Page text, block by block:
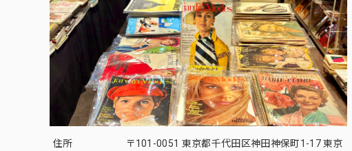
住所
〒101-0051 東京都千代田区神田神保町1-17 東京